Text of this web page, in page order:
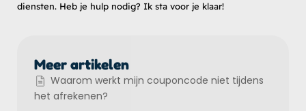
diensten. Heb je hulp nodig? Ik sta voor je klaar!
Meer artikelen
Waarom werkt mijn couponcode niet tijdens
het afrekenen?